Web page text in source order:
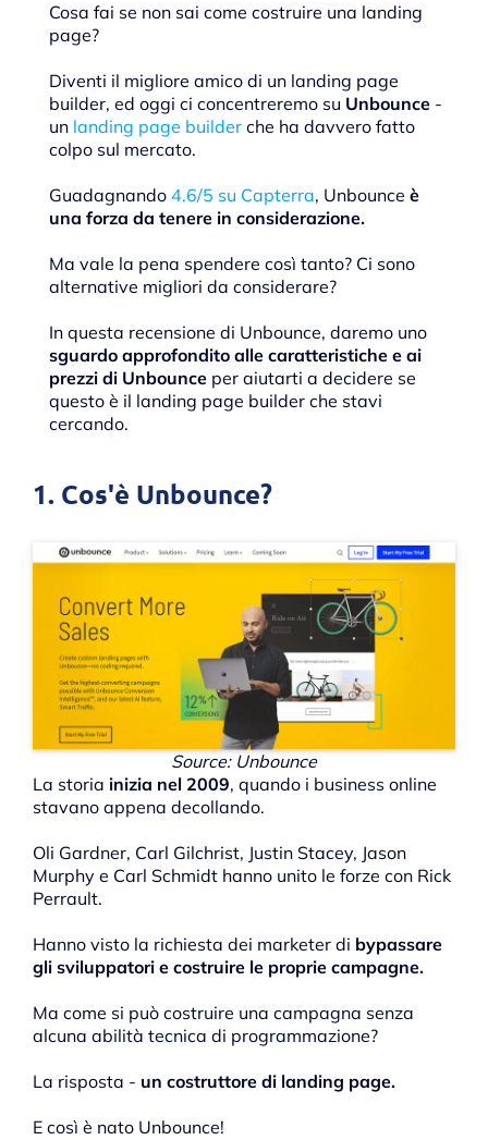
Cosa fai se non sai come costruire una landing
page?
Diventi il migliore amico di un landing page
builder, ed oggi ci concentreremo su Unbounce -
un landing page builder che ha davvero fatto
colpo sul mercato.
Guadagnando 4.6/5 su Capterra, Unbounce è
una forza da tenere in considerazione.
Ma vale la pena spendere così tanto? Ci sono
alternative migliori da considerare?
In questa recensione di Unbounce, daremo uno
sguardo approfondito alle caratteristiche e ai
prezzi di Unbounce per aiutarti a decidere se
questo è il landing page builder che stavi
cercando.
1. Cos'è Unbounce?
Source: Unbounce
La storia inizia nel 2009, quando i business online
stavano appena decollando.
Oli Gardner, Carl Gilchrist, Justin Stacey, Jason
Murphy e Carl Schmidt hanno unito le forze con Rick
Perrault.
Hanno visto la richiesta dei marketer di bypassare
gli sviluppatori e costruire le proprie campagne.
Ma come si può costruire una campagna senza
alcuna abilità tecnica di programmazione?
La risposta - un costruttore di landing page.
E così è nato Unbounce!